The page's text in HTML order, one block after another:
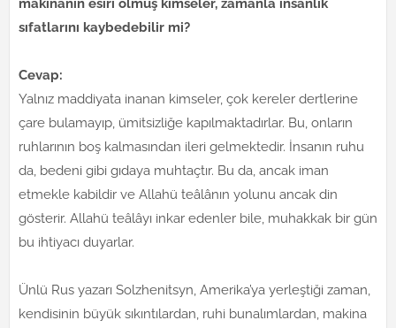
makinanın esiri olmuş kimseler, zamanla insanlık
sıfatlarını kaybedebilir mi?
Cevap:
Yalnız maddiyata inanan kimseler, çok kereler dertlerine
çare bulamayıp, ümitsizliğe kapılmaktadırlar. Bu, onların
ruhlarının boş kalmasından ileri gelmektedir. İnsanın ruhu
da, bedeni gibi gıdaya muhtaçtır. Bu da, ancak iman
etmekle kabildir ve Allahü teâlânın yolunu ancak din
gösterir. Allahü teâlâyı inkar edenler bile, muhakkak bir gün
bu ihtiyacı duyarlar.
Ünlü Rus yazarı Solzhenitsyn, Amerika’ya yerleştiği zaman,
kendisinin büyük sıkıntılardan, ruhi bunalımlardan, makina